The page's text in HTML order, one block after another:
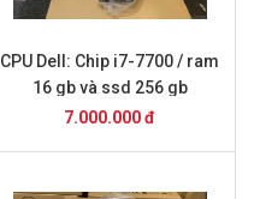
CPU Dell: Chip i7-7700 / ram
16 gb và ssd 256 gb
7.000.000 đ